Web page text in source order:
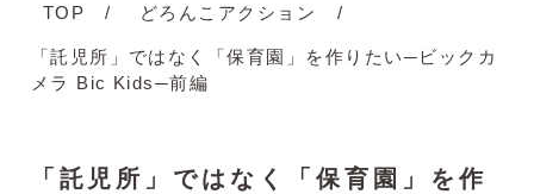
TOP どろんこアクション
「託児所」ではなく「保育園」を作りたい─ビックカ
メラ Bic Kids─前編
「託児所」ではなく「保育園」を作